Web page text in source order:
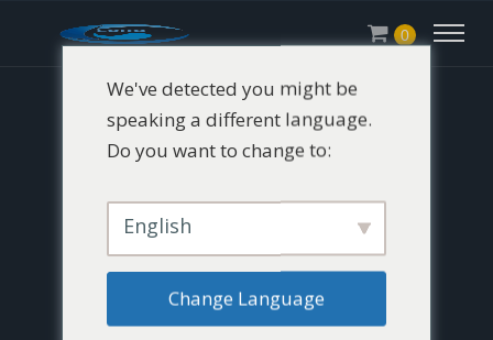
0
We've detected you might be
speaking a different language.
Do you want to change to:
English
Change Language